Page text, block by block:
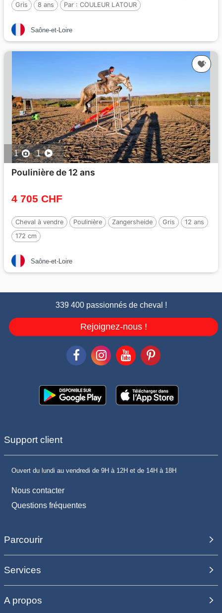
Gris
8 ans Par : COULEUR LATOUR
Saône-et-Loire
1 1
Poulinière de 12 ans
4 705 CHF
Cheval à vendre Poulinière Zangersheide Gris
12 ans
172 cm
Saône-et-Loire
339 400 passionnés de cheval !
Rejoignez-nous !
Support client
Ouvert du lundi au vendredi de 9H à 12H et de 14H à 18H
Nous contacter
Questions fréquentes
Parcourir
Services
A propos